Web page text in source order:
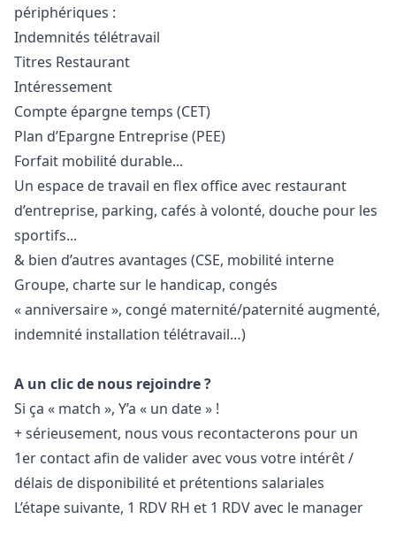
périphériques :
Indemnités télétravail
Titres Restaurant
Intéressement
Compte épargne temps (CET)
Plan d’Epargne Entreprise (PEE)
Forfait mobilité durable...
Un espace de travail en flex office avec restaurant
d’entreprise, parking, cafés à volonté, douche pour les
sportifs...
& bien d’autres avantages (CSE, mobilité interne
Groupe, charte sur le handicap, congés
« anniversaire », congé maternité/paternité augmenté,
indemnité installation télétravail…)
A un clic de nous rejoindre ?
Si ça « match », Y’a « un date » !
+ sérieusement, nous vous recontacterons pour un
1er contact afin de valider avec vous votre intérêt /
délais de disponibilité et prétentions salariales
L’étape suivante, 1 RDV RH et 1 RDV avec le manager